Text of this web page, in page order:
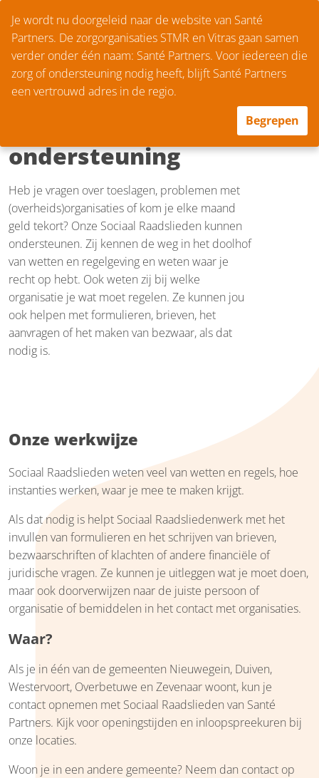
Je wordt nu doorgeleid naar de website van Santé
Partners. De zorgorganisaties STMR en Vitras gaan samen
verder onder één naam: Santé Partners. Voor iedereen die
zorg of ondersteuning nodig heeft, blijft Santé Partners
een vertrouwd adres in de regio.
Begrepen
Home chevron_rightDienstenchevron_right
Financiële en
ondersteuning
Heb je vragen over toeslagen, problemen met
(overheids)organisaties of kom je elke maand
geld tekort? Onze Sociaal Raadslieden kunnen
ondersteunen. Zij kennen de weg in het doolhof
van wetten en regelgeving en weten waar je
recht op hebt. Ook weten zij bij welke
organisatie je wat moet regelen. Ze kunnen jou
ook helpen met formulieren, brieven, het
aanvragen of het maken van bezwaar, als dat
nodig is.
Onze werkwijze
Sociaal Raadslieden weten veel van wetten en regels, hoe
instanties werken, waar je mee te maken krijgt.
Als dat nodig is helpt Sociaal Raadsliedenwerk met het
invullen van formulieren en het schrijven van brieven,
bezwaarschriften of klachten of andere financiële of
juridische vragen. Ze kunnen je uitleggen wat je moet doen,
maar ook doorverwijzen naar de juiste persoon of
organisatie of bemiddelen in het contact met organisaties.
Waar?
Als je in één van de gemeenten Nieuwegein, Duiven,
Westervoort, Overbetuwe en Zevenaar woont, kun je
contact opnemen met Sociaal Raadslieden van Santé
Partners. Kijk voor openingstijden en inloopspreekuren bij
onze locaties.
Woon je in een andere gemeente? Neem dan contact op